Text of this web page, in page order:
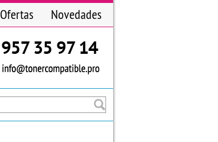
Ofertas Novedades